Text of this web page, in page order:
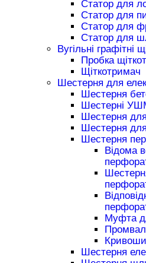
Статор для
Статор для
Статор для
Статор для
Вугільні графітні
Пробка
Щіткотримач
Шестерня для
Шестерня
Шестерні
Шестерня
Шестерня
Шестерня
Відома
Муфта
Шестерня